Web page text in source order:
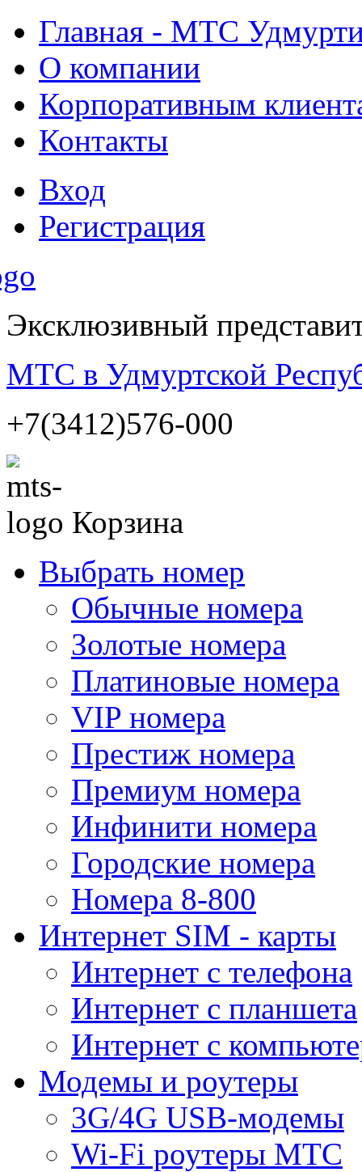
Главная - МТС
О компании
Корпоративным
Контакты
Вход
Регистрация
Эксклюзивный
МТС в Удмуртской
+7(3412)576-000
Корзина
Выбрать номер
Обычные номера
Золотые номера
Платиновые номера
VIP номера
Престиж номера
Премиум номера
Инфинити номера
Городские номера
Номера 8-800
Интернет SIM - карты
Интернет с телефона
Интернет с планшета
Интернет с
Модемы и роутеры
3G/4G USB-модемы
Wi-Fi роутеры МТС